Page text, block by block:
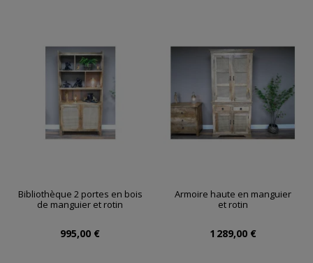
Bibliothèque 2 portes en bois
de manguier et rotin
995,00 €
Armoire haute en manguier
et rotin
1 289,00 €